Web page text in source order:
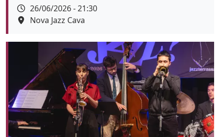
Data
26/06/2026 - 21:30
Espai
Nova Jazz Cava